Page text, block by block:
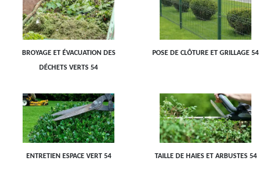
BROYAGE ET ÉVACUATION DES
DÉCHETS VERTS 54
POSE DE CLÔTURE ET GRILLAGE 54
ENTRETIEN ESPACE VERT 54 TAILLE DE HAIES ET ARBUSTES 54